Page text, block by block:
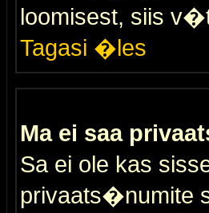
loomisest, siis
Tagasi �les
Ma ei saa
Sa ei ole kas
privaats�numite